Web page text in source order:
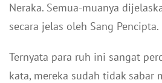
Neraka. Semua-muanya
secara jelas oleh Sang Pencipta.
Ternyata para ruh ini sangat
kata, mereka sudah tidak sabar